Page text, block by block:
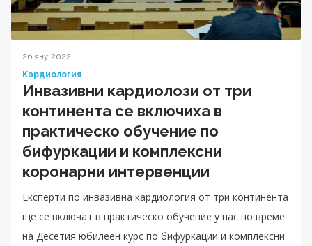
26 яну 2022
Кардиология
Инвазивни кардиолози от три
континента се включиха в
практическо обучение по
бифуркации и комплексни
коронарни интервенции
Експерти по инвазивна кардиология от три континента
ще се включат в практическо обучение у нас по време
на Десетия юбилеен курс по бифуркации и комплексни